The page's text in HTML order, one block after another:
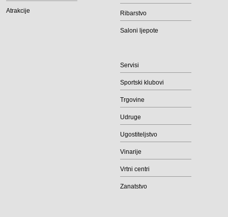
Atrakcije Ribarstvo
Saloni ljepote
Servisi
Sportski klubovi
Trgovine
Udruge
Ugostiteljstvo
Vinarije
Vrtni centri
Zanatstvo